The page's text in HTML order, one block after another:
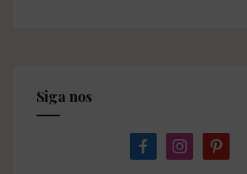
Siga nos
facebookinstagrampinterest